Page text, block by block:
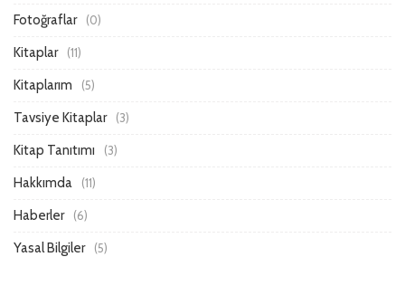
Fotoğraflar (0)
Kitaplar (11)
Kitaplarım (5)
Tavsiye Kitaplar (3)
Kitap Tanıtımı (3)
Hakkımda (11)
Haberler (6)
Yasal Bilgiler (5)